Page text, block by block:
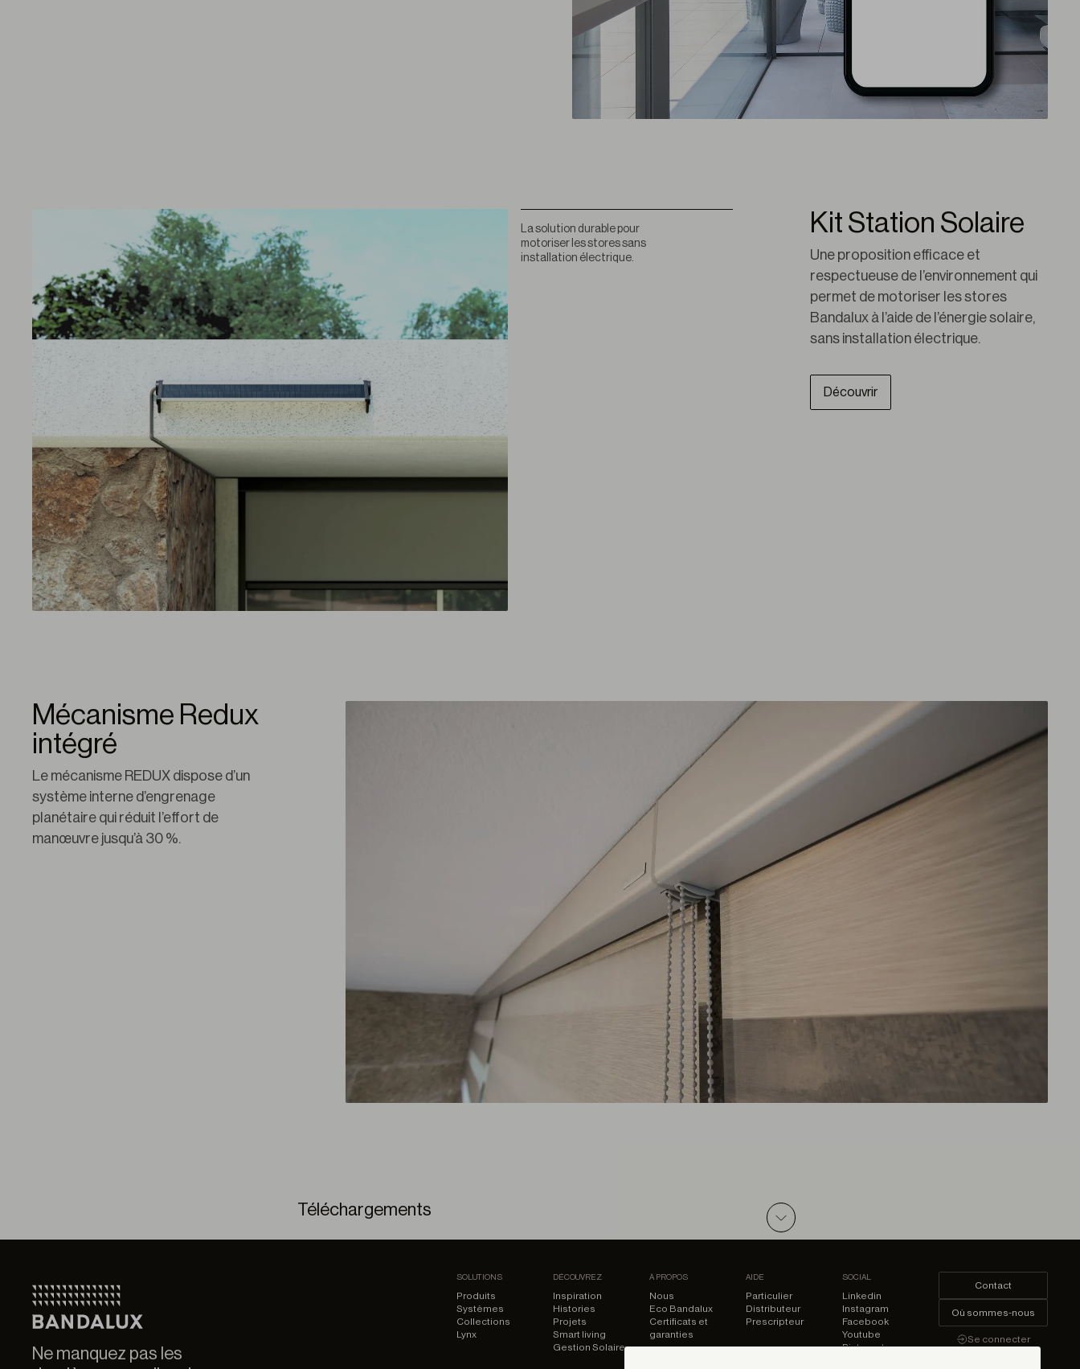
La solution durable pour
motoriser les stores sans
installation électrique.
Kit Station Solaire
Une proposition efficace et
respectueuse de l’environnement qui
permet de motoriser les stores
Bandalux à l’aide de l’énergie solaire,
sans installation électrique.
Découvrir
Mécanisme Redux
intégré
Le mécanisme REDUX dispose d’un
système interne d’engrenage
planétaire qui réduit l’effort de
manœuvre jusqu’à 30 %.
Téléchargements
Ne manquez pas les
SOLUTIONS
Produits
Systèmes
Collections
Lynx
DÉCOUVREZ
Inspiration
Histories
Projets
Smart living
Gestion Solaire
À PROPOS
Nous
Eco Bandalux
Certificats et
garanties
AIDE
Particulier
Distributeur
Prescripteur
SOCIAL
Linkedin
Instagram
Facebook
Youtube
Pinterest
Contact
Où sommes-nous
Se connecter